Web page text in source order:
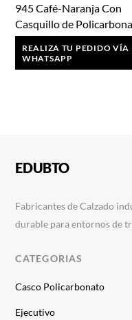
945 Café-Naranja Con
Casquillo de
REALIZA TU PEDIDO VÍA
WHATSAPP
EDUBTO
Fabricantes de Calzado
durable para entornos de
CATEGORIAS
Casco Policarbonato
Ejecutivo